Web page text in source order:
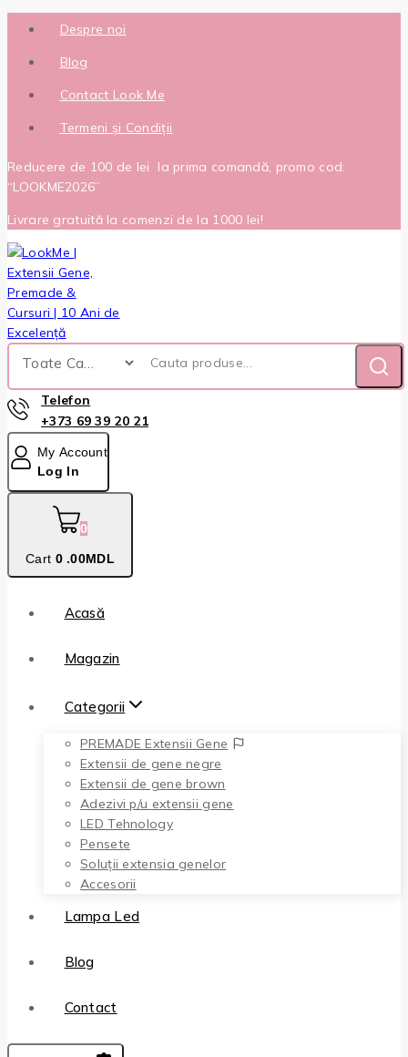
Despre noi
Blog
Contact Look Me
Termeni și Condiții
Reducere de 100 de lei la prima comandă, promo cod:
“LOOKME2026”
Livrare gratuită la comenzi de la 1000 lei!
Telefon
+373 69 39 20 21
My Account
Log In
0
Cart 0 .00MDL
Acasă
Magazin
Categorii
PREMADE Extensii Gene
Extensii de gene negre
Extensii de gene brown
Adezivi p/u extensii gene
LED Tehnology
Pensete
Soluții extensia genelor
Accesorii
Lampa Led
Blog
Contact